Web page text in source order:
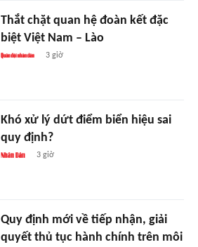
Thắt chặt quan hệ đoàn kết đặc
biệt Việt Nam – Lào
3 giờ
Khó xử lý dứt điểm biển hiệu sai
quy định?
3 giờ
Quy định mới về tiếp nhận, giải
quyết thủ tục hành chính trên môi